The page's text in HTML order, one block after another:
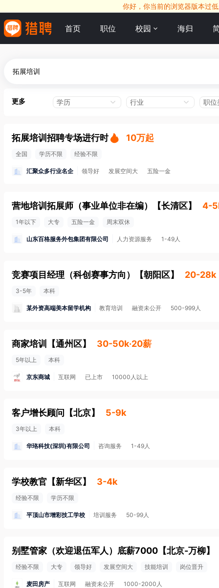
你好，你当前的浏览器版本过
首页 职位 校园 海归
更多 学历 行业 职位
拓展培训招聘专场进行时 10万起
全国 学历不限 经验不限
汇聚众多行业名企 领导好 发展空间大 五险一金
营地培训拓展师（事业单位非在编） 【长清区】 4-
1年以下 大专 五险一金 周末双休
山东百格服务外包集团有限公司 人力资源服务 1-49人
竞赛项⽬经理（科创赛事⽅向） 【朝阳区】 20-28k
3-5年 本科
某外资高端美本留学机构 教育培训 融资未公开 500-999人
商家培训 【通州区】 30-50k·20薪
5年以上 本科
京东商城 互联网 已上市 10000人以上
客户增长顾问 【北京】 5-9k
3年以上 本科
华珞科技(深圳)有限公司 咨询服务 1-49人
学校教官 【新华区】 3-4k
经验不限 学历不限
平顶山市增彩技工学校 培训服务 50-99人
别墅管家（欢迎退伍军人）底薪7000 【北京-万柳】
经验不限 大专 领导好 发展空间大 技能培训 岗位晋升
麦田房产 互联网 融资未公开 1000-2000人